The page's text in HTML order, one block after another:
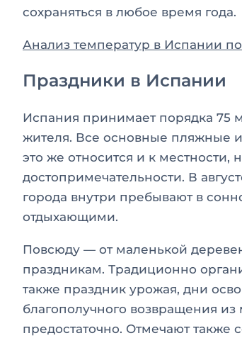
сохраняться в любое время года.
Анализ температур в Испании
Праздники в Испании
Испания принимает порядка 75
жителя. Все основные пляжные
это же относится и к местности,
достопримечательности. В
города внутри пребывают в
отдыхающими.
Повсюду — от маленькой
праздникам. Традиционно
также праздник урожая, дни
благополучного возвращения
предостаточно. Отмечают также